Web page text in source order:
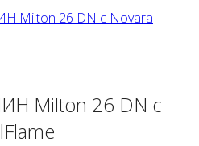
Milton 26 DN с